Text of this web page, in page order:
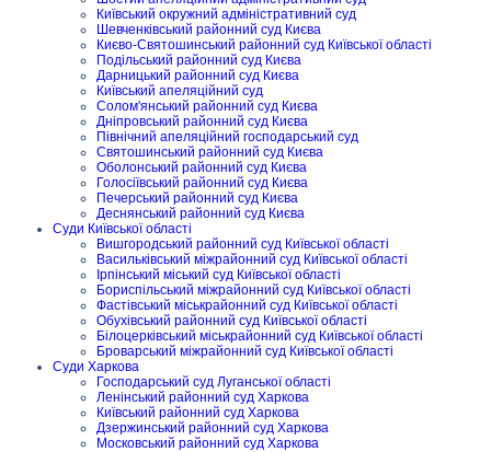
Київський окружний адміністративний суд
Шевченківський районний суд Києва
Києво-Святошинський районний суд Київської області
Подільський районний суд Києва
Дарницький районний суд Києва
Київський апеляційний суд
Солом'янський районний суд Києва
Дніпровський районний суд Києва
Північний апеляційний господарський суд
Святошинський районний суд Києва
Оболонський районний суд Києва
Голосіївський районний суд Києва
Печерський районний суд Києва
Деснянський районний суд Києва
Суди Київської області
Вишгородський районний суд Київської області
Васильківський міжрайонний суд Київської області
Ірпінський міський суд Київської області
Бориспільський міжрайонний суд Київської області
Фастівський міськрайонний суд Київської області
Обухівський районний суд Київської області
Білоцерківський міськрайонний суд Київської області
Броварський міжрайонний суд Київської області
Суди Харкова
Господарський суд Луганської області
Ленінський районний суд Харкова
Київський районний суд Харкова
Дзержинський районний суд Харкова
Московський районний суд Харкова